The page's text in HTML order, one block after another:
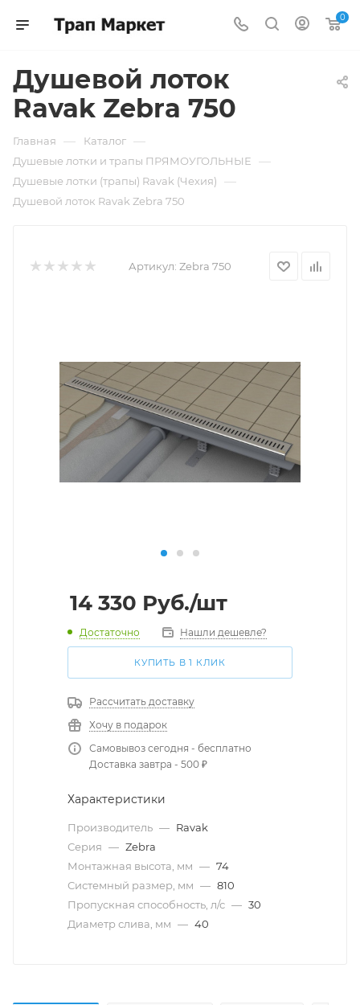
0
Душевой лоток
Ravak Zebra 750
Главная — Каталог —
Душевые лотки и трапы ПРЯМОУГОЛЬНЫЕ —
Душевые лотки (трапы) Ravak (Чехия) —
Душевой лоток Ravak Zebra 750
Артикул: Zebra 750
14 330 Руб./шт
Достаточно Нашли дешевле?
КУПИТЬ В 1 КЛИК
Рассчитать доставку
Хочу в подарок
Самовывоз сегодня - бесплатно
Доставка завтра - 500 ₽
Характеристики
Производитель — Ravak
Серия — Zebra
Монтажная высота, мм — 74
Системный размер, мм — 810
Пропускная способность, л/с — 30
Диаметр слива, мм — 40